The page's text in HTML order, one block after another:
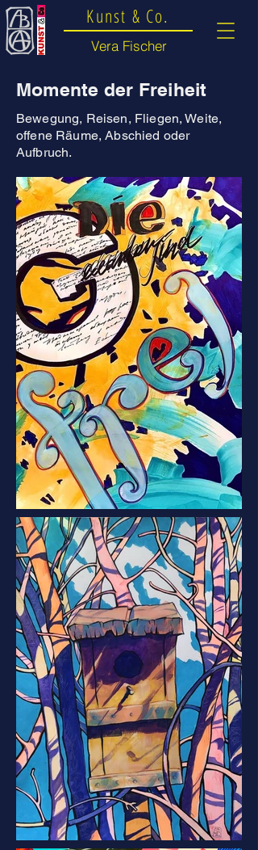
Kunst & Co.
Vera Fischer
Momente der Freiheit
Bewegung, Reisen, Fliegen, Weite,
offene Räume, Abschied oder
Aufbruch.